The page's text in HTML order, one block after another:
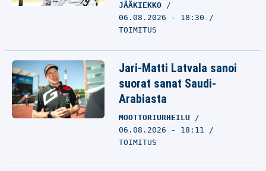
JÄÄKIEKKO
06.08.2026 - 18:30
TOIMITUS
Jari-Matti Latvala sanoi
suorat sanat Saudi-
Arabiasta
MOOTTORIURHEILU
06.08.2026 - 18:11
TOIMITUS